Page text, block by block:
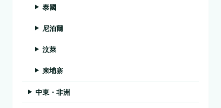
泰國
尼泊爾
汶萊
柬埔寨
中東・非洲